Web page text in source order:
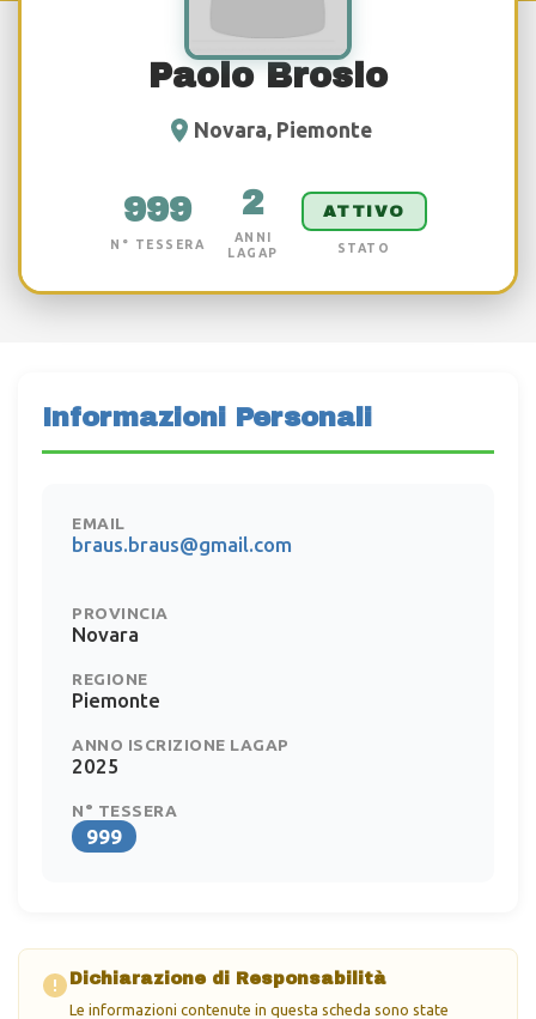
Paolo Brosio
Novara, Piemonte
999
N° TESSERA
2
ANNI
LAGAP
ATTIVO
STATO
Informazioni Personali
EMAIL
braus.braus@gmail.com
PROVINCIA
Novara
REGIONE
Piemonte
ANNO ISCRIZIONE LAGAP
2025
N° TESSERA
999
Dichiarazione di Responsabilità
Le informazioni contenute in questa scheda sono state